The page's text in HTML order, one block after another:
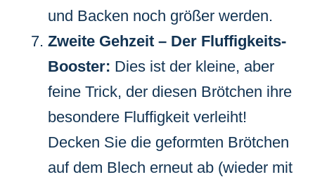
und Backen noch größer werden.
Zweite Gehzeit – Der Fluffigkeits-
Booster: Dies ist der kleine, aber
feine Trick, der diesen Brötchen ihre
besondere Fluffigkeit verleiht!
Decken Sie die geformten Brötchen
auf dem Blech erneut ab (wieder mit